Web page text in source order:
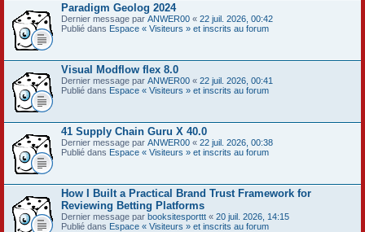
Paradigm Geolog 2024
Dernier message par ANWER00 « 22 juil. 2026, 00:42
Publié dans Espace « Visiteurs » et inscrits au forum
Visual Modflow flex 8.0
Dernier message par ANWER00 « 22 juil. 2026, 00:41
Publié dans Espace « Visiteurs » et inscrits au forum
41 Supply Chain Guru X 40.0
Dernier message par ANWER00 « 22 juil. 2026, 00:38
Publié dans Espace « Visiteurs » et inscrits au forum
How I Built a Practical Brand Trust Framework for
Reviewing Betting Platforms
Dernier message par booksitesporttt « 20 juil. 2026, 14:15
Publié dans Espace « Visiteurs » et inscrits au forum